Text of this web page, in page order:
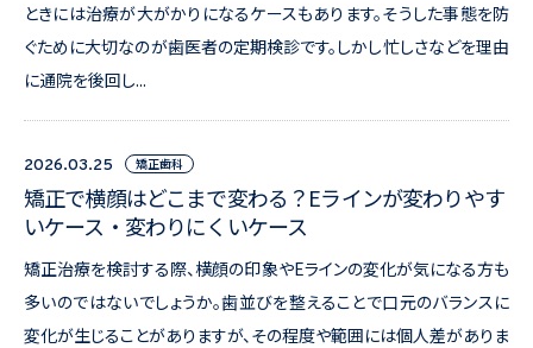
ときには治療が大がかりになるケースもあります。そうした事態を防
ぐために大切なのが歯医者の定期検診です。しかし忙しさなどを理由
に通院を後回し...
2026.03.25 矯正歯科
矯正で横顔はどこまで変わる？Eラインが変わりやす
いケース・変わりにくいケース
矯正治療を検討する際、横顔の印象やEラインの変化が気になる方も
多いのではないでしょうか。歯並びを整えることで口元のバランスに
変化が生じることがありますが、その程度や範囲には個人差がありま